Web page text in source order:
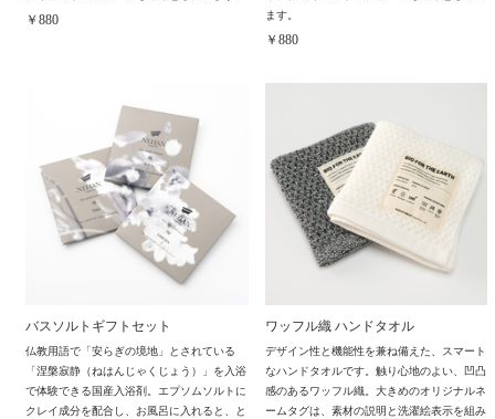
￥880
ます。
￥880
バスソルトギフトセット
仏教用語で「安らぎの境地」とされている
「涅槃寂静（ねはんじゃくじょう）」を入浴
で体験できる国産入浴剤。エプソムソルトに
クレイ成分を配合し、お風呂に入れると、と
ワッフル織 ハンドタオル
デザイン性と機能性を兼ね備えた、スマート
なハンドタオルです。触り心地のよい、凹凸
感のあるワッフル織。大きめのオリジナルネ
ームタグは、素材の説明と洗濯絵表示を組み